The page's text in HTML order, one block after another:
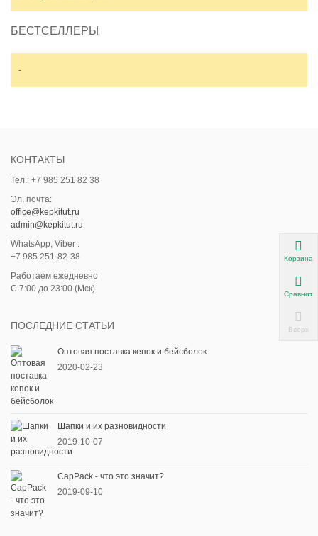
БЕСТСЕЛЛЕРЫ
-
КОНТАКТЫ
Тел.: +7 985 251 82 38
Эл. почта:
office@kepkitut.ru
admin@kepkitut.ru
WhatsApp, Viber :
+7 985 251-82-38
Работаем ежедневно
С 7:00 до 23:00 (Мск)
ПОСЛЕДНИЕ СТАТЬИ
Оптовая поставка кепок и бейсболок
2020-02-23
Шапки и их разновидности
2019-10-07
CapPack - что это значит?
2019-09-10
Корзина
Сравнить
Вверх